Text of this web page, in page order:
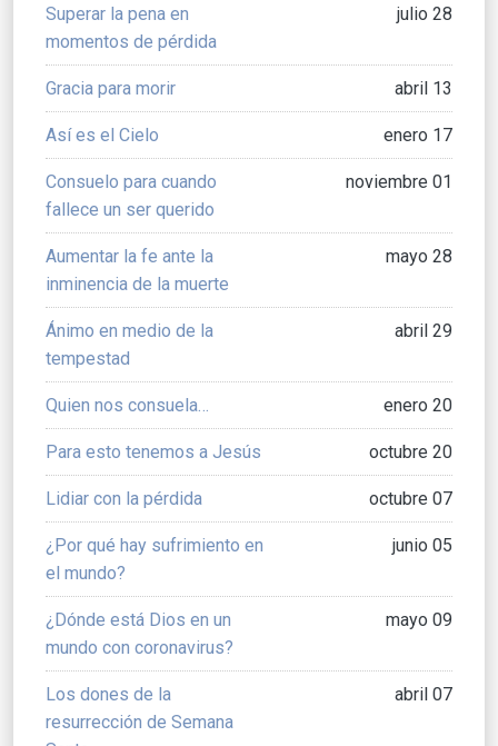
Superar la pena en
momentos de pérdida
julio 28
Gracia para morir abril 13
Así es el Cielo enero 17
Consuelo para cuando
fallece un ser querido
noviembre 01
Aumentar la fe ante la
inminencia de la muerte
mayo 28
Ánimo en medio de la
tempestad
abril 29
Quien nos consuela… enero 20
Para esto tenemos a Jesús octubre 20
Lidiar con la pérdida octubre 07
¿Por qué hay sufrimiento en
el mundo?
junio 05
¿Dónde está Dios en un
mundo con coronavirus?
mayo 09
Los dones de la
resurrección de Semana
abril 07